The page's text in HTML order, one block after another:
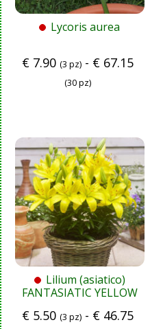
Lycoris aurea
€ 7.90 (3 pz) - € 67.15
(30 pz)
Lilium (asiatico)
FANTASIATIC YELLOW
€ 5.50 (3 pz) - € 46.75